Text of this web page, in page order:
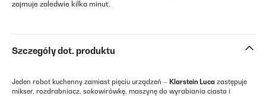
zajmuje zaledwie kilka minut.
Szczegóły dot. produktu
Jeden robot kuchenny zamiast pięciu urządzeń – Klarstein Luca zastępuje
mikser, rozdrabniacz, sokowirówkę, maszynę do wyrabiania ciasta i